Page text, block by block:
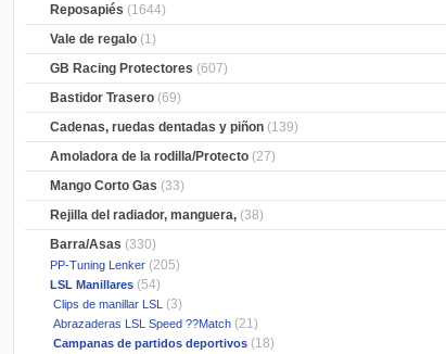
Reposapiés (1644)
Vale de regalo (1)
GB Racing Protectores (607)
Bastidor Trasero (69)
Cadenas, ruedas dentadas y piñon (139)
Amoladora de la rodilla/Protecto (27)
Mango Corto Gas (33)
Rejilla del radiador, manguera, (38)
Barra/Asas (330)
PP-Tuning Lenker (205)
LSL Manillares (54)
Clips de manillar LSL (3)
Abrazaderas LSL Speed ??Match (21)
Campanas de partidos deportivos (18)